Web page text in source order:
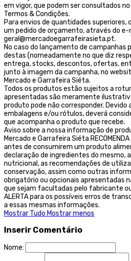
em vigor, que podem ser consultados
Termos & Condições.
Para envios de quantidades
um pedido de orçamento, através do e-
geral@mercadoegarrafeirasieta.pt.
No caso do lançamento de campanhas
destas (nomeadamente no que diz
entrega, stocks, descontos, ofertas,
junto à imagem da campanha, no
Mercado e Garrafeira Siéta.
Todos os produtos estão sujeitos a
apresentadas são meramente
produto pode não corresponder. Devido
embalagens e/ou rótulos, deverá
que acompanha o produto que recebe.
Aviso sobre a nossa informação de
Mercado e Garrafeira Siéta
antes de consumirem um produto
declaração de ingredientes do mesmo,
nutricional, as recomendações de
conservação, assim como outras
obrigatório ou opcionais apresentadas
que sejam facultadas pelo fabricante
ALERTA para os possíveis erros de
a essas mesmas informações.
Mostrar Tudo Mostrar menos
Inserir Comentário
Nome: